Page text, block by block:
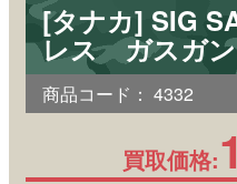
[タナカ] SIG
レス ガスガン
商品コード： 4332
買取価格: